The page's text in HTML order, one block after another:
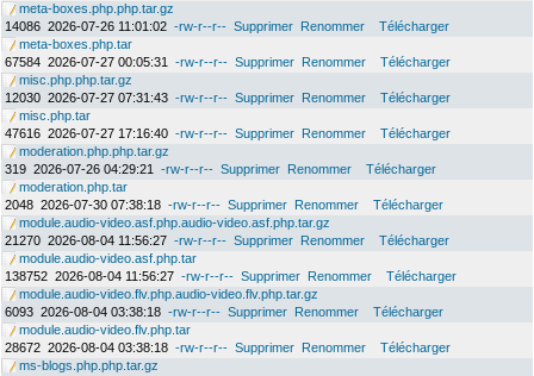
meta-boxes.php.php.tar.gz
14086 2026-07-26 11:01:02 -rw-r--r-- Supprimer Renommer
Télécharger
meta-boxes.php.tar
67584 2026-07-27 00:05:31 -rw-r--r-- Supprimer Renommer
Télécharger
misc.php.php.tar.gz
12030 2026-07-27 07:31:43 -rw-r--r-- Supprimer Renommer
Télécharger
misc.php.tar
47616 2026-07-27 17:16:40 -rw-r--r-- Supprimer Renommer
Télécharger
moderation.php.php.tar.gz
319 2026-07-26 04:29:21 -rw-r--r-- Supprimer Renommer
Télécharger
moderation.php.tar
2048 2026-07-30 07:38:18 -rw-r--r-- Supprimer Renommer
Télécharger
module.audio-video.asf.php.audio-video.asf.php.tar.gz
21270 2026-08-04 11:56:27 -rw-r--r-- Supprimer Renommer
Télécharger
module.audio-video.asf.php.tar
138752 2026-08-04 11:56:27 -rw-r--r-- Supprimer Renommer
Télécharger
module.audio-video.flv.php.audio-video.flv.php.tar.gz
6093 2026-08-04 03:38:18 -rw-r--r-- Supprimer Renommer
Télécharger
module.audio-video.flv.php.tar
28672 2026-08-04 03:38:18 -rw-r--r-- Supprimer Renommer
Télécharger
ms-blogs.php.php.tar.gz